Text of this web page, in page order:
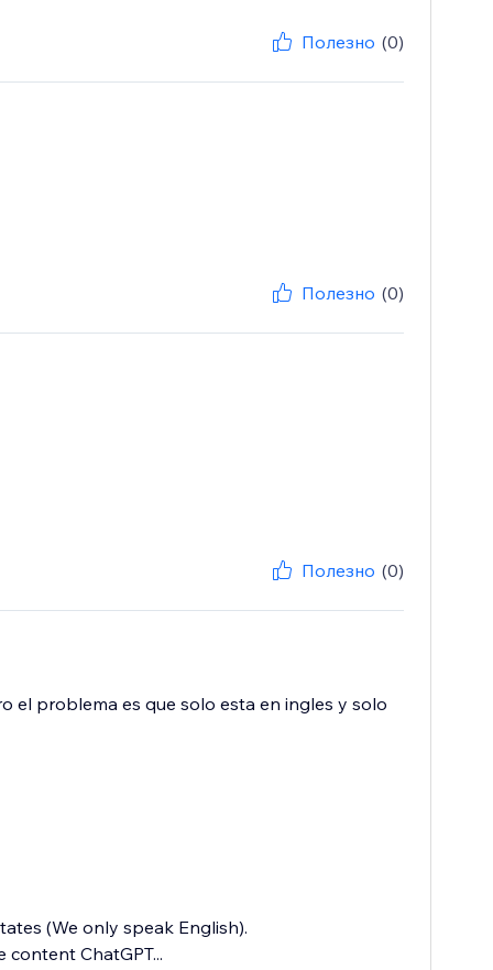
Полезно (0)
Полезно (0)
Полезно (0)
el problema es que solo esta en ingles y solo
(We only speak English).
ChatGPT...